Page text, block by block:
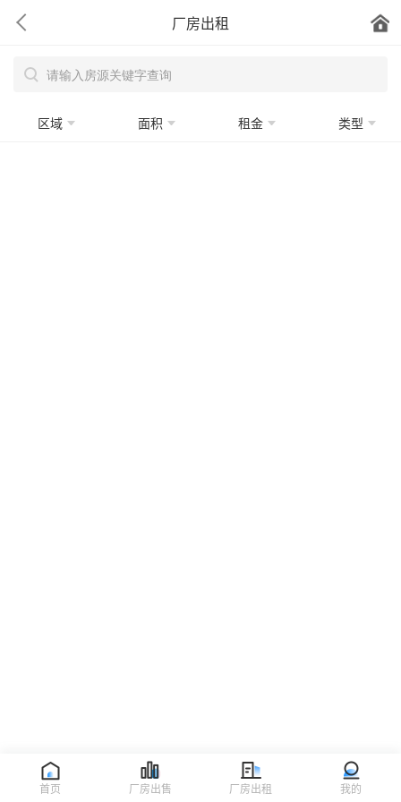
厂房出租
区域 面积 租金 类型
首页 厂房出售 厂房出租 我的